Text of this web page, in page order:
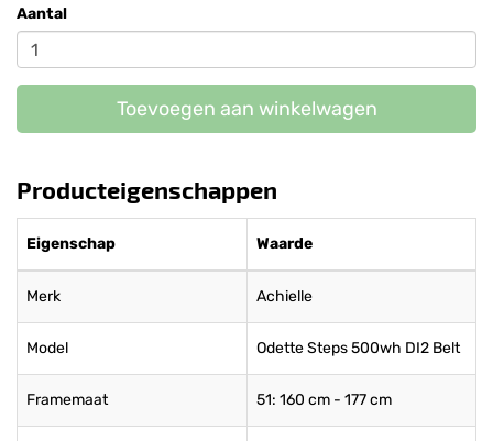
Aantal
Toevoegen aan winkelwagen
Producteigenschappen
Eigenschap Waarde
Merk Achielle
Model Odette Steps 500wh DI2 Belt
Framemaat 51: 160 cm - 177 cm